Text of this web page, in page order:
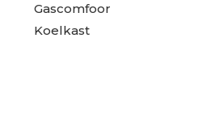
Gascomfoor
Koelkast